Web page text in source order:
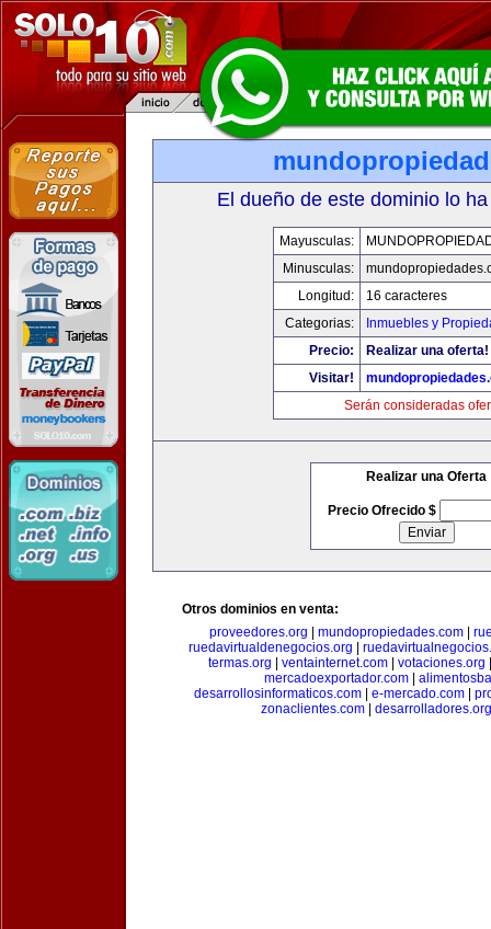
El dueño de este dominio lo
Mayusculas:
Minusculas:
Longitud:
16 caracteres
Categorias:
Inmuebles y
Precio:
Realizar una oferta!
Visitar!
Serán consideradas
Realizar una Oferta
Precio Ofrecido $
Otros dominios en venta:
proveedores.org
mundopropiedades.com
ruedavirtualdenegocios.org
termas.org
ventainternet.com votaciones.org
mercadoexportador.com|
desarrollosinformaticos.com| e-mercado.com|
zonaclientes.com
desarrolladores.org